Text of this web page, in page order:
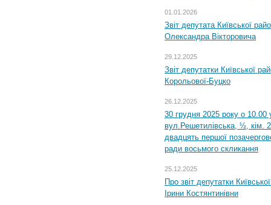
01.01.2026
Звіт депутата Київської
Олександра Вікторовича
29.12.2025
Звіт депутатки Київської
Корольової-Буцко
26.12.2025
30 грудня 2025 року о 10.00
вул.Решетилівська, ½, кім.
двадцять першої
ради восьмого скликання
25.12.2025
Про звіт депутатки
Ірини Костянтинівни